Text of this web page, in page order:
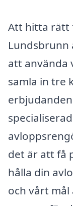
Att hitta rätt
Lundsbrunn
att använda
samla in tre
det är att få
hålla din
och vårt